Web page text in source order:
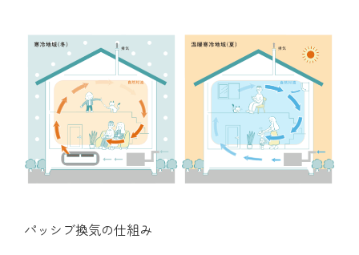
パッシブ換気の仕組み